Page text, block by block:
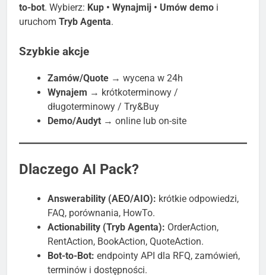
to-bot. Wybierz: Kup • Wynajmij • Umów demo i
uruchom Tryb Agenta.
Szybkie akcje
Zamów/Quote → wycena w 24h
Wynajem → krótkoterminowy /
długoterminowy / Try&Buy
Demo/Audyt → online lub on-site
Dlaczego AI Pack?
Answerability (AEO/AIO): krótkie odpowiedzi,
FAQ, porównania, HowTo.
Actionability (Tryb Agenta): OrderAction,
RentAction, BookAction, QuoteAction.
Bot-to-Bot: endpointy API dla RFQ, zamówień,
terminów i dostępności.